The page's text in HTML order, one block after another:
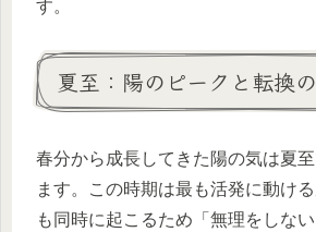
す。
夏至：陽のピークと転換
春分から成長してきた陽の気は夏
ます。この時期は最も活発に動け
も同時に起こるため「無理をしな